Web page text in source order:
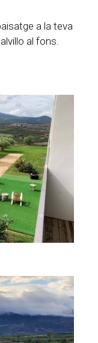
a la teva
al fons.